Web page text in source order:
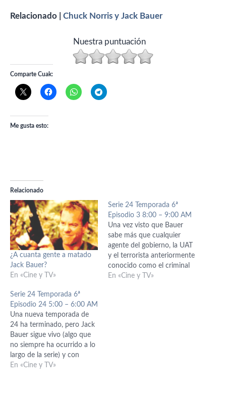
Relacionado | Chuck Norris y Jack Bauer
Nuestra puntuación
Comparte Cuak:
Me gusta esto:
Relacionado
¿A cuanta gente a matado
Jack Bauer?
En «Cine y TV»
Serie 24 Temporada 6ª
Episodio 3 8:00 – 9:00 AM
Una vez visto que Bauer
sabe más que cualquier
agente del gobierno, la UAT
y el terrorista anteriormente
conocido como el criminal
más buscado, Assad, que
En «Cine y TV»
Serie 24 Temporada 6ª
Episodio 24 5:00 – 6:00 AM
Una nueva temporada de
24 ha terminado, pero Jack
Bauer sigue vivo (algo que
no siempre ha ocurrido a lo
largo de la serie) y con
cuerda para rato, de eso no
En «Cine y TV»